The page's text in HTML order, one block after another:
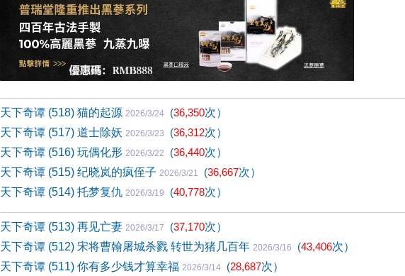
天下奇谭 (518) 猫的起源 2026/3/24 (36,350次）
天下奇谭 (517) 道士除妖 2026/3/23 (36,312次）
天下奇谭 (516) 玩偶化形 2026/3/22 (36,440次）
天下奇谭 (515) 纪晓岚的疯侄子 2026/3/21 (36,667次）
天下奇谭 (514) 托梦复仇 2026/3/19 (40,778次）
天下奇谭 (513) 再见亡妻 2026/3/17 (37,170次）
天下奇谭 (512) 宋将曹翰屠城杀戮 转世为猪几百年 2026/3/16 (43,406次）
天下奇谭 (511) 你有多少钱才算幸福 2026/3/14 (28,687次）